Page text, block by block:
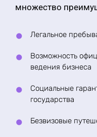
множество
Легальное
Возможность
ведения бизнеса
Социальные
государства
Безвизовые